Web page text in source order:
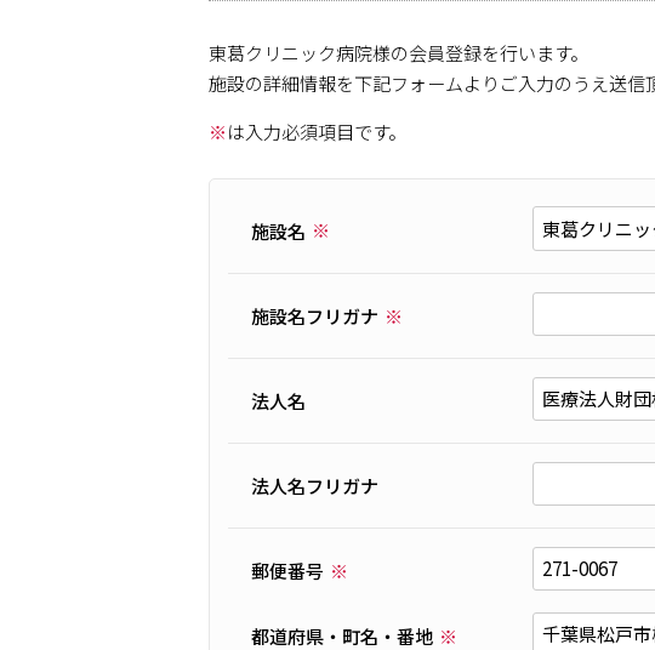
東葛クリニック病院様の会員登録を行います。
施設の詳細情報を下記フォームよりご入力のうえ送信
※は入力必須項目です。
施設名
施設名フリガナ
法人名
法人名フリガナ
郵便番号
都道府県・町名・番地